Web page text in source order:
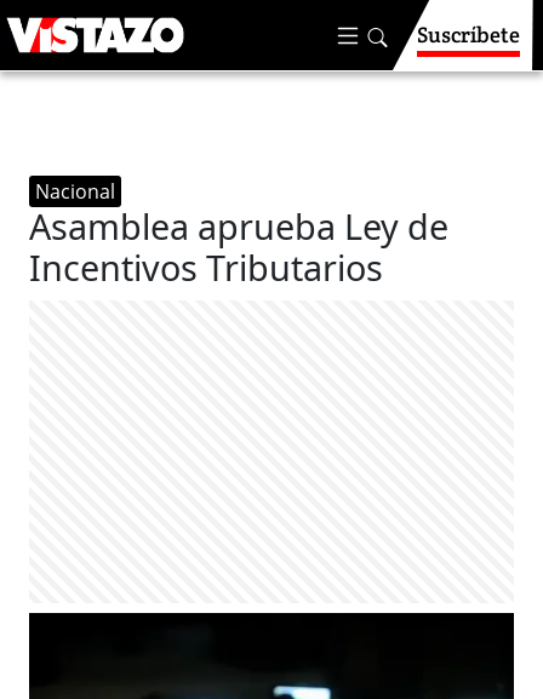
Suscríbete
Nacional
Asamblea aprueba Ley de
Incentivos Tributarios